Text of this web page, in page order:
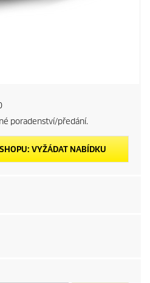
poradenství/předání.
VYŽÁDAT NABÍDKU